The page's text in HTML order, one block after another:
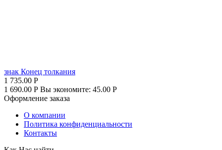
знак Конец толкания
1 735.00 Р
1 690.00 Р Вы экономите: 45.00 Р
Оформление заказа
О компании
Политика конфиденциальности
Контакты